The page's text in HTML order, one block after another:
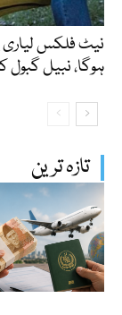
تازہ ترین
نیٹ فلکس لیاری
ہوگا، نبیل گبول